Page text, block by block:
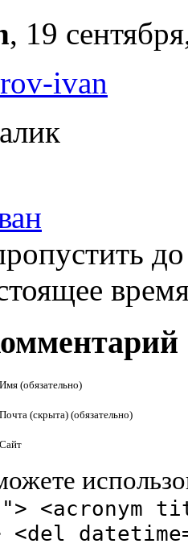
, 19
до
Имя (обязательно)
Почта (скрыта) (обязательно)
Сайт
<acronym
<del